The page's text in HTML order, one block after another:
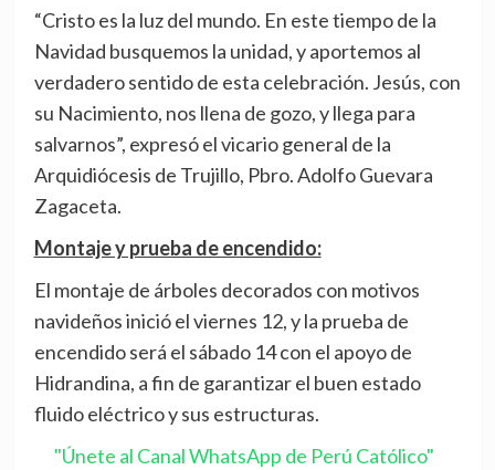
“Cristo es la luz del mundo. En este tiempo de la
Navidad busquemos la unidad, y aportemos al
verdadero sentido de esta celebración. Jesús, con
su Nacimiento, nos llena de gozo, y llega para
salvarnos”, expresó el vicario general de la
Arquidiócesis de Trujillo, Pbro. Adolfo Guevara
Zagaceta.
Montaje y prueba de encendido:
El montaje de árboles decorados con motivos
navideños inició el viernes 12, y la prueba de
encendido será el sábado 14 con el apoyo de
Hidrandina, a fin de garantizar el buen estado
fluido eléctrico y sus estructuras.
"Únete al Canal WhatsApp de Perú Católico"